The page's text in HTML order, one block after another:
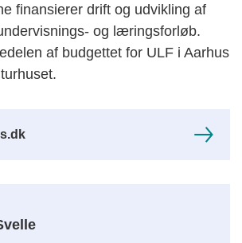
finansierer drift og udvikling af
og læringsforløb.
af budgettet for ULF i Aarhus